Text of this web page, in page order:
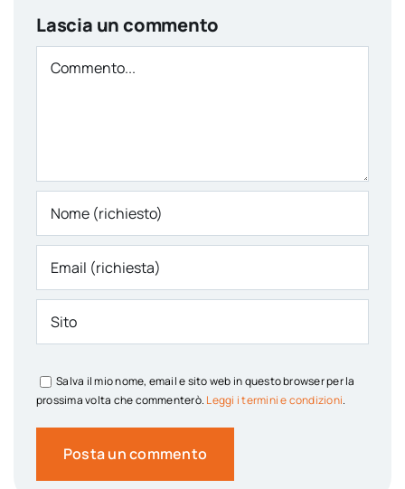
Lascia un commento
Comment
Salva il mio nome, email e sito web in questo browser per la
prossima volta che commenterò. Leggi i termini e condizioni.